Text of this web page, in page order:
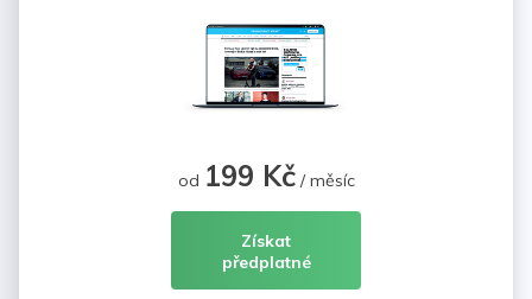
od 199 Kč/ měsíc
Získat
předplatné